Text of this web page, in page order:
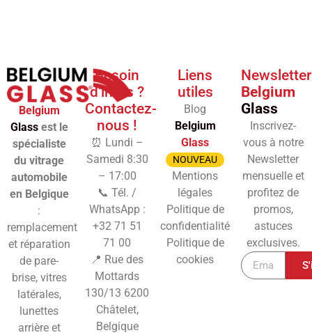
Belgium
Glassest le
spécialiste
du vitrage
automobile
en Belgique
:
remplacement
et réparation
de pare-
brise, vitres
latérales,
lunettes
arrière et
Besoin
d'infos ?
Contactez-
nous !
⏰ Lundi –
Samedi 8:30
– 17:00
📞 Tél. /
WhatsApp :
+32 71 51
71 00
📍 Rue des
Mottards
130/13 6200
Châtelet,
Belgique
Liens
utiles
Blog
Belgium
Glass
NOUVEAU
Mentions
légales
Politique de
confidentialité
Politique de
cookies
Newsletter
Belgium
Glass
Inscrivez-
vous à notre
Newsletter
mensuelle et
profitez de
promos,
astuces
exclusives.